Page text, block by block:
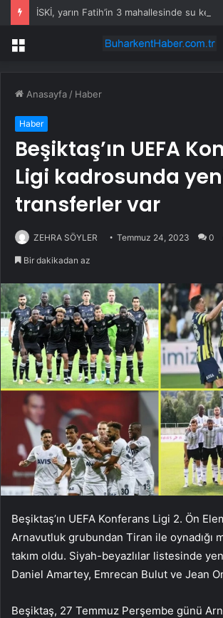
İSKİ, yarın Fatih’in 3 mahallesinde su
Menü
Anasayfa / Haber
Haber
Beşiktaş’ın UEFA
Ligi kadrosunda
transferler var
ZEHRA SÖYLER Temmuz 24, 2023 0
Bir dakikadan az
Beşiktaş’ın UEFA Konferans Ligi 2. Ön
Arnavutluk grubundan Tiran ile oynadığı
takım oldu. Siyah-beyazlılar listesinde
Daniel Amartey, Emrecan Bulut ve Jean
Beşiktaş, 27 Temmuz Perşembe günü